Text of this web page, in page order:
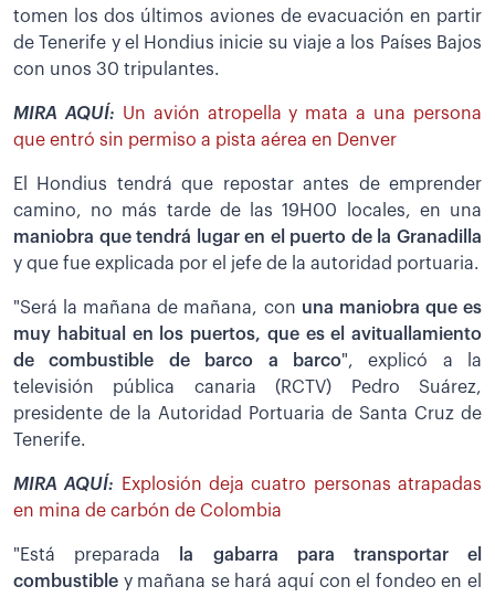
tomen los dos últimos aviones de evacuación en partir
de Tenerife y el Hondius inicie su viaje a los Países Bajos
con unos 30 tripulantes.
MIRA AQUÍ: Un avión atropella y mata a una persona
que entró sin permiso a pista aérea en Denver
El Hondius tendrá que repostar antes de emprender
camino, no más tarde de las 19H00 locales, en una
maniobra que tendrá lugar en el puerto de la Granadilla
y que fue explicada por el jefe de la autoridad portuaria.
"Será la mañana de mañana, con una maniobra que es
muy habitual en los puertos, que es el avituallamiento
de combustible de barco a barco", explicó a la
televisión pública canaria (RCTV) Pedro Suárez,
presidente de la Autoridad Portuaria de Santa Cruz de
Tenerife.
MIRA AQUÍ:
Explosión deja cuatro personas atrapadas
en mina de carbón de Colombia
"Está preparada
la gabarra para transportar el
combustible y mañana se hará aquí con el fondeo en el